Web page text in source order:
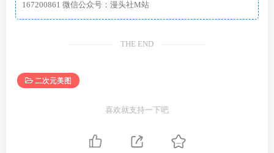
167200861 微信公众号：漫头社M站
THE END
二次元美图
喜欢就支持一下吧